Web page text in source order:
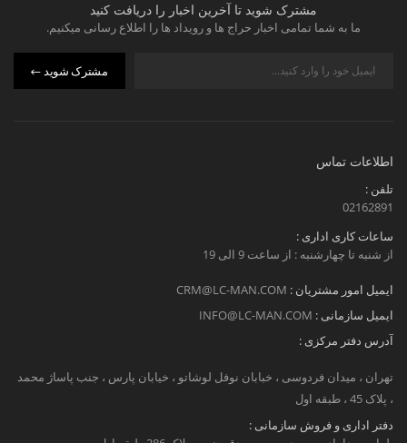
مشترک شوید تا آخرین اخبار را دریافت کنید
ما به شما تمامی اخبار حراج ها و رویداد ها را اطلاع رسانی میکنیم.
مشترک شوید
اطلاعات تماس
تلفن :
02162891
ساعات کاری اداری :
از شنبه تا چهارشنبه : از ساعت 9 الی 19
ایمیل امور مشتریان : CRM@LC-MAN.COM
ایمیل سازمانی : INFO@LC-MAN.COM
آدرس دفتر مرکزی :
تهران ، میدان فردوسی ، خبابان نوفل لوشاتو ، خیابان پارس ، جنب پاساژ محمد
، پلاک 45 ، طبقه اول
دفتر اداری و فروش سازمانی :